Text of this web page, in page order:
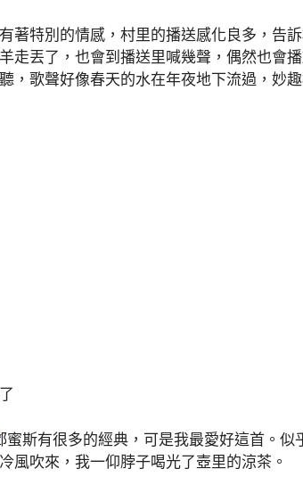
著特別的情感，村里的播送感化良多，告
走丟了，也會到播送里喊幾聲，偶然也會
，歌聲好像春天的水在年夜地下流過，妙趣
蜜斯有很多的經典，可是我最愛好這首。似
風吹來，我一仰脖子喝光了壺里的涼茶。